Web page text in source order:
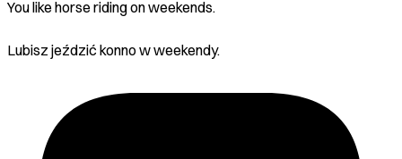
You like horse riding on weekends.
Lubisz jeździć konno w weekendy.